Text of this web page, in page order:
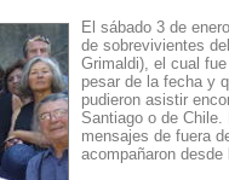
El sábado 3 de
de sobrevivientes
Grimaldi), el cual
pesar de la fecha y
pudieron asistir
Santiago o de
mensajes de fuera
acompañaron desde